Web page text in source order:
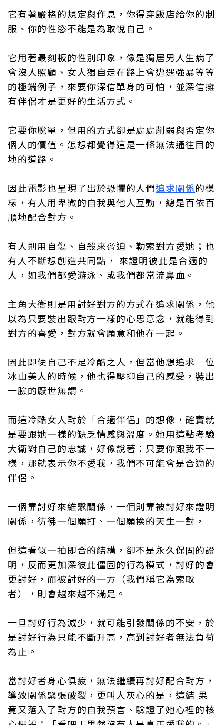
它有著嚴格的規定與作息，你得穿飯店給你的制
服、你的性慾不能是為取悅自己。
它用著最刻板的性別印象，像是獨居男人生病了
會沒人照顧、女人獨自走在路上會遭遇強暴等等
的極端例子，來要你深信單身的可怕，並深信擁
有伴侶才是更好的生活方式。
它要你脫單，但用的方式卻是處處削弱與否定你
個人的價值。怎想都覺得這是一條無法通往目的
地的道路。
因此電影也呈現了出於恐懼的人們追求關係的模
樣，有人用卑微的自我與他人互動，總是百依百
順地配合對方。
有人則用自傷、自殺來脅迫、勒索對方愛她；也
有人不斷想創造共同點， 來證明彼此是合適的
人，如我們都愛游泳、或我們都常流鼻血。
主角大衛則是用討好對方的方式在追求關係，他
以為只要裝出跟對方一樣的心思意念，就能得到
對方的喜愛，對方就會願意和他在一起。
因此即便自己不是冷酷之人，但當他想追求一位
冰山美人的時候，他也得壓抑自己的感受，裝出
一臉的厭世無謂。
而這冷酷女人對於「合適伴侶」的想像，確實就
是要跟她一樣的缺乏情感與溫度。她用這點考驗
大衛對自己的忠誠，好像說著：只要你跟我不一
樣，那就表示你不愛我，我們不可能會是合適的
伴侶。
一個靠討好來維繫關係，一個則靠被討好來證明
關係，彷彿一個願打、一個願挨的天生一對，
但這看似一拍即合的結構，卻不是永久保固的證
明，反而更加深彼此僵固的行為模式，討好的會
更討好，而被討好的一方（我們稱它為索取
者），則會越來越不滿足。
一旦討好行為減少，就可能引發關係的不安，於
是討好行為只能不斷升高，高到討好者無法負荷
為止。
當討好者身心俱疲，無法繼續再討好配合對方，
導致關係緊張破裂，更叫人灰心的是，這結 果
竟又落入了對方的自我預言、驗證了她心裡的核